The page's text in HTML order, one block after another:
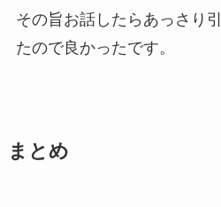
その旨お話したらあっさり
たので良かったです。
まとめ